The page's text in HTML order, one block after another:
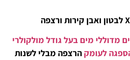
מדוללי מים בעל גודל מולקולרי
לעומקהרצפה מבלי לשנות